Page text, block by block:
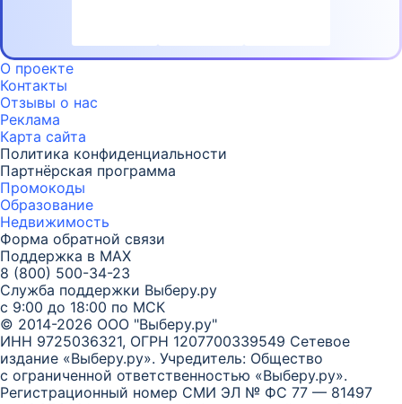
О проекте
Контакты
Отзывы о нас
Реклама
Карта сайта
Политика конфиденциальности
Партнёрская программа
Промокоды
Образование
Недвижимость
Форма обратной связи
Поддержка в MAX
8 (800) 500-34-23
Служба поддержки Выберу.ру
с 9:00 до 18:00 по МСК
© 2014-2026 ООО "Выберу.ру"
ИНН 9725036321, ОГРН 1207700339549 Сетевое
издание «Выберу.ру». Учредитель: Общество
с ограниченной ответственностью «Выберу.ру».
Регистрационный номер СМИ ЭЛ № ФС 77 — 81497